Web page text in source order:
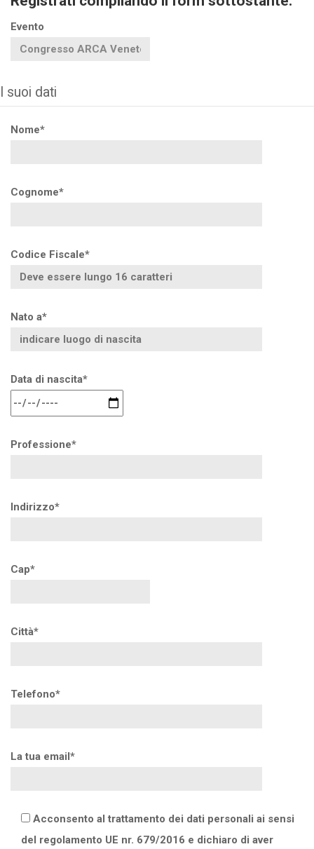
Evento
I suoi dati
Nome*
Cognome*
Codice Fiscale*
Nato a*
Data di nascita*
Professione*
Indirizzo*
Cap*
Città*
Telefono*
La tua email*
Acconsento al trattamento dei dati personali ai sensi
del regolamento UE nr. 679/2016 e dichiaro di aver